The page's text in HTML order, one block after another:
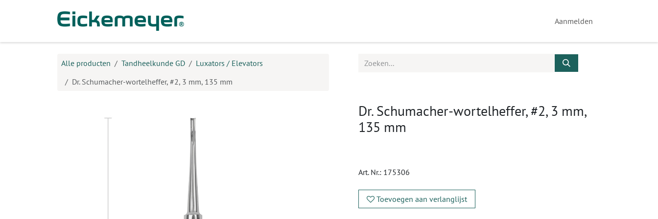
Aanmelden
Alle producten Tandheelkunde GD
Luxators / Elevators
Dr. Schumacher-wortelheffer, #2, 3 mm, 135 mm
Dr. Schumacher-wortelheffer, #2, 3 mm,
135 mm
Art. Nr.: 175306
Toevoegen aan verlanglijst